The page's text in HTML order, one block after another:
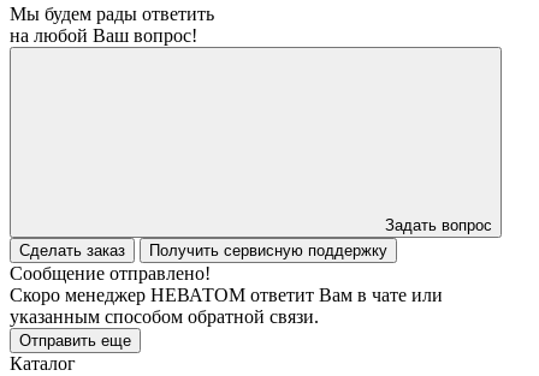
Мы будем рады ответить
на любой Ваш вопрос!
Задать вопрос
Сделать заказ
Получить сервисную поддержку
Сообщение отправлено!
Скоро менеджер НЕВАТОМ ответит Вам в чате или
указанным способом обратной связи.
Отправить еще
Каталог